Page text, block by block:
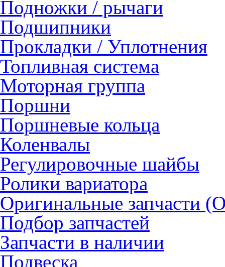
Подножки / рычаги
Подшипники
Прокладки / Уплотнения
Топливная система
Моторная группа
Поршни
Поршневые кольца
Коленвалы
Регулировочные шайбы
Ролики вариатора
Оригинальные запчасти
Подбор запчастей
Запчасти в наличии
Подвеска